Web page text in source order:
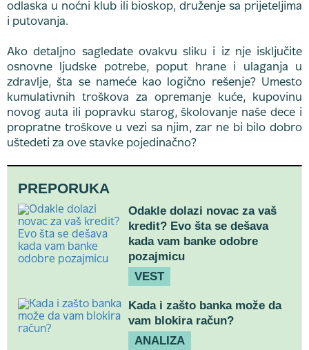
odlaska u noćni klub ili bioskop, druženje sa prijeteljima
i putovanja.
Ako detaljno sagledate ovakvu sliku i iz nje isključite
osnovne ljudske potrebe, poput hrane i ulaganja u
zdravlje, šta se nameće kao logično rešenje? Umesto
kumulativnih troškova za opremanje kuće, kupovinu
novog auta ili popravku starog, školovanje naše dece i
propratne troškove u vezi sa njim, zar ne bi bilo dobro
uštedeti za ove stavke pojedinačno?
PREPORUKA
Odakle dolazi novac za vaš
kredit? Evo šta se dešava
kada vam banke odobre
pozajmicu
VEST
Kada i zašto banka može da
vam blokira račun?
ANALIZA